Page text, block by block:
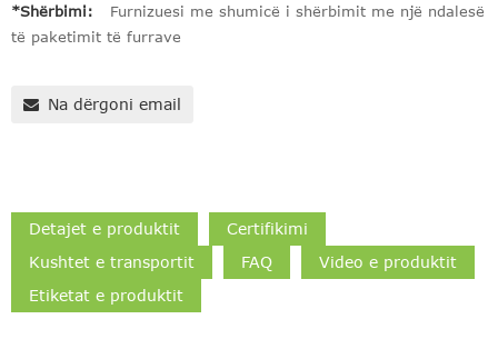
*Shërbimi:
Furnizuesi me shumicë i shërbimit me një ndalesë
të paketimit të furrave
Na dërgoni email
Detajet e produktit
Certifikimi
Kushtet e transportit
FAQ
Video e produktit
Etiketat e produktit